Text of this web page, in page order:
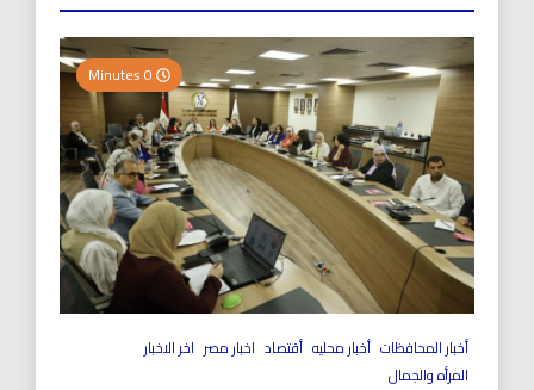
أخبار المحافظات أخبار محليه أقتصاد اخبار مصر اخر الاخبار
المرأه والجمال